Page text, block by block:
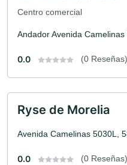
Centro comercial
Andador Avenida
0.0 (0 Reseñas)
Ryse de Morelia
Avenida Camelinas 5030L,
0.0 (0 Reseñas)